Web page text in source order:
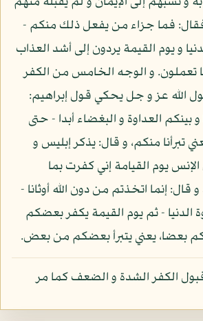
فما جزاء من يفعل ذلك منكم -
و يوم القيمة يردون إلى أشد العذاب
تعملون. و الوجه الخامس من الكفر
الله عز و جل يحكي قول إبراهيم:
و بينكم العداوة و البغضاء أبدا - حتى
تبرأنا منكم، و قال: يذكر إبليس و
يوم القيامة إني كفرت بما
إنما اتخذتم من دون الله أوثانا -
الدنيا - ثم يوم القيمة يكفر بعضكم
بعضا، يعني يتبرأ بعضكم من بعض.
الكفر الشدة و الضعف كما مر